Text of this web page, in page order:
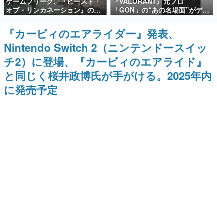
これからのデジタルゲーム市場を担う若きクリエイター達
の姿を追い、彼らのルーツと情熱を探っていきます。
ゲーム世代の作家たち
ゲームに多大な影響を受けた作家さんに取材し、ゲームが
日本のコンテンツ産業やカルチャーに与えた影響を探る企
画です。
日本モバイルゲーム産業史
日本のモバイルゲーム史における主要なトピック・タイト
ルを網羅するほか、開発者へのインタビューや識者による
解説を掲載。約20年の歴史が一望できる決定版！
オブ・リンカネーション』の継
続的なアプデ方針を表明。ユー
ザーからの意見を真摯に受け止
めて対応へ。修正パッチは約1週
間以内に配信される予定
「GON」の“あの名場面”がデザ
インされた新作グッズが本日8月
5日より期間限定で発売。Tシャ
ツやコインケース、アクキーな
どが全品受注生産で登場、過去
に発売したグッズの再販も
『カービィのエアライダー』発表、
Nintendo Switch 2（ニンテンドースイッ
チ2）に登場、『カービィのエアライド』
と同じく桜井政博氏が手がける。2025年内
に発売予定